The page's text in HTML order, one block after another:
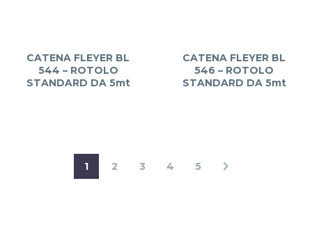
CATENA FLEYER BL
544 – ROTOLO
STANDARD DA 5mt
CATENA FLEYER BL
546 – ROTOLO
STANDARD DA 5mt
1 2 3 4 5